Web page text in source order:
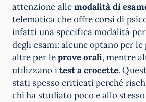
attenzione allemodalità di
telematica che offre corsi di
infatti una specifica modalità
degli esami: alcune optano per le
altre per leprove orali, mentre
utilizzano itest a crocette.
stati spesso criticati perché
chi ha studiato poco e allo